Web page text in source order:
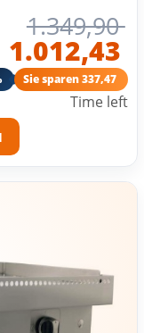
1.349,90
1.012,43
Sie sparen 337,47
Time left